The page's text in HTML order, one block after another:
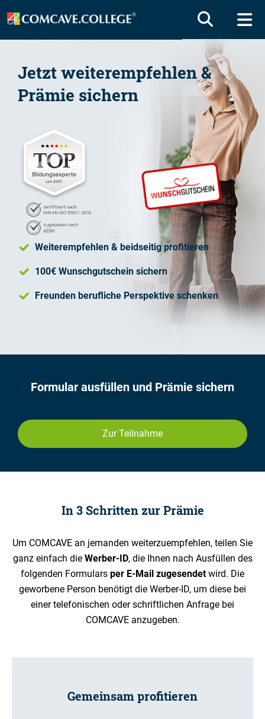
Jetzt weiterempfehlen &
Prämie sichern
Weiterempfehlen & beidseitig profitieren
100€ Wunschgutschein sichern
Freunden berufliche Perspektive schenken
Formular ausfüllen und Prämie sichern
Zur Teilnahme
In 3 Schritten zur Prämie
Um COMCAVE an jemanden weiterzuempfehlen, teilen Sie
ganz einfach die Werber-ID, die Ihnen nach Ausfüllen des
folgenden Formulars per E-Mail zugesendetwird. Die
geworbene Person benötigt die Werber-ID, um diese bei
einer telefonischen oder schriftlichen Anfrage bei
COMCAVE anzugeben.
Gemeinsam profitieren